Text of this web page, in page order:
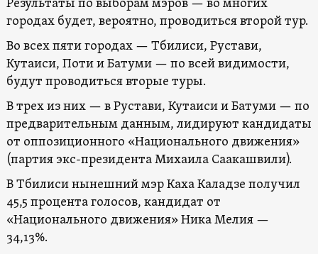
Результаты по выборам мэров — во многих
городах будет, вероятно, проводиться второй тур.
Во всех пяти городах — Тбилиси, Рустави,
Кутаиси, Поти и Батуми — по всей видимости,
будут проводиться вторые туры.
В трех из них — в Рустави, Кутаиси и Батуми — по
предварительным данным, лидируют кандидаты
от оппозиционного «Национального движения»
(партия экс-президента Михаила Саакашвили).
В Тбилиси нынешний мэр Каха Каладзе получил
45,5 процента голосов, кандидат от
«Национального движения» Ника Мелия —
34,13%.